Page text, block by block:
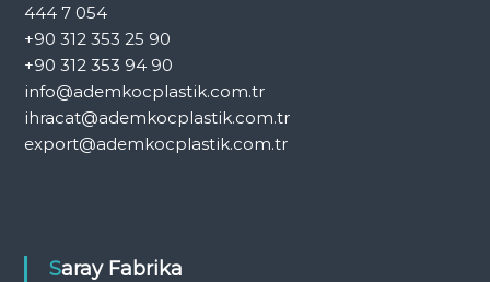
444 7 054
+90 312 353 25 90
+90 312 353 94 90
info@ademkocplastik.com.tr
ihracat@ademkocplastik.com.tr
export@ademkocplastik.com.tr
Saray Fabrika